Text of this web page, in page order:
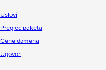
Uslovi
Pregled paketa
Cene domena
Ugovori